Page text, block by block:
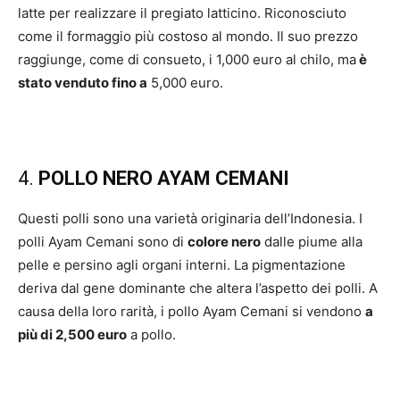
latte per realizzare il pregiato latticino. Riconosciuto
come il formaggio più costoso al mondo. Il suo prezzo
raggiunge, come di consueto, i 1,000 euro al chilo, maè
stato venduto fino a 5,000 euro.
4. POLLO NERO AYAM CEMANI
Questi polli sono una varietà originaria dell’Indonesia. I
polli Ayam Cemani sono di colore nero dalle piume alla
pelle e persino agli organi interni. La pigmentazione
deriva dal gene dominante che altera l’aspetto dei polli. A
causa della loro rarità, i pollo Ayam Cemani si vendono a
più di 2,500 euro a pollo.